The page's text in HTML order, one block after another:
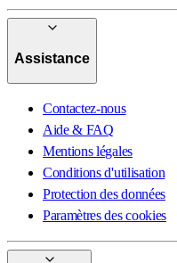
Assistance
Contactez-nous
Aide & FAQ
Mentions légales
Conditions d'utilisation
Protection des données
Paramètres des cookies